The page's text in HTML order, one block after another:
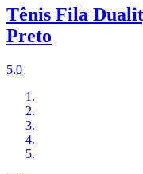
Tênis Fila
Preto
5.0